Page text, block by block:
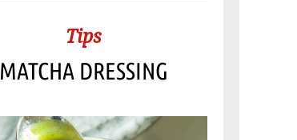
Tips
MATCHA DRESSING